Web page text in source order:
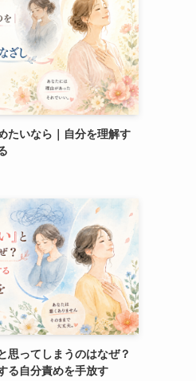
たいなら｜自分を理解す
思ってしまうのはなぜ？
る自分責めを手放す